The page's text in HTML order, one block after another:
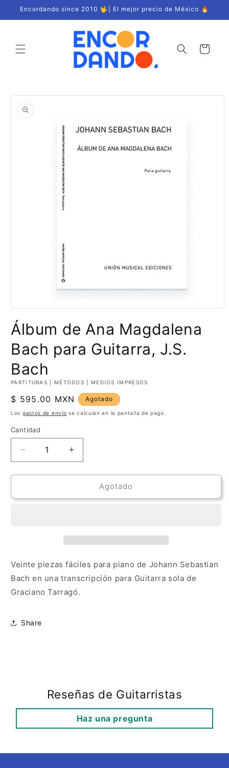
directamente
al contenido
Encordando since 2010 🤟| El mejor precio de México 🔥
Carrito
directamente
información
Abrir
elemento
multimedia
1
en
una
ventana
modal
Álbum de Ana Magdalena
Bach para Guitarra, J.S.
Bach
PARTITURAS | MÉTODOS | MEDIOS IMPRESOS
Precio
habitual
$ 595.00 MXN Agotado
Los gastos de envío se calculan en la pantalla de pago.
Cantidad
Cantidad
Reducir
cantidad
para
de
J.S.
Bach
Aumentar
cantidad
para
de
J.S.
Agotado
Veinte piezas fáciles para piano de Johann Sebastian
Bach en una transcripción para Guitarra sola de
Graciano Tarragó.
Share
Reseñas de Guitarristas
Haz una pregunta